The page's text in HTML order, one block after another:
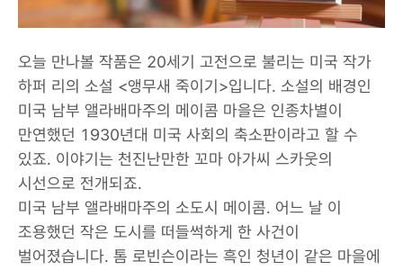
오늘 만나볼 작품은 20세기 고전으로 불리는 미국 작가
하퍼 리의 소설 <앵무새 죽이기>입니다. 소설의 배경인
미국 남부 앨라배마주의 메이콤 마을은 인종차별이
만연했던 1930년대 미국 사회의 축소판이라고 할 수
있죠. 이야기는 천진난만한 꼬마 아가씨 스카웃의
시선으로 전개되죠.
미국 남부 앨라배마주의 소도시 메이콤. 어느 날 이
조용했던 작은 도시를 떠들썩하게 한 사건이
벌어졌습니다. 톰 로빈슨이라는 흑인 청년이 같은 마을에